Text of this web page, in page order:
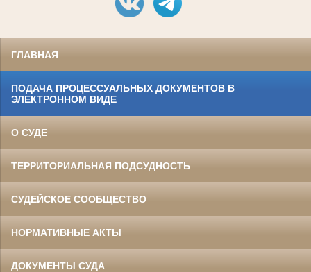
ГЛАВНАЯ
ПОДАЧА ПРОЦЕССУАЛЬНЫХ ДОКУМЕНТОВ В
ЭЛЕКТРОННОМ ВИДЕ
О СУДЕ
ТЕРРИТОРИАЛЬНАЯ ПОДСУДНОСТЬ
СУДЕЙСКОЕ СООБЩЕСТВО
НОРМАТИВНЫЕ АКТЫ
ДОКУМЕНТЫ СУДА